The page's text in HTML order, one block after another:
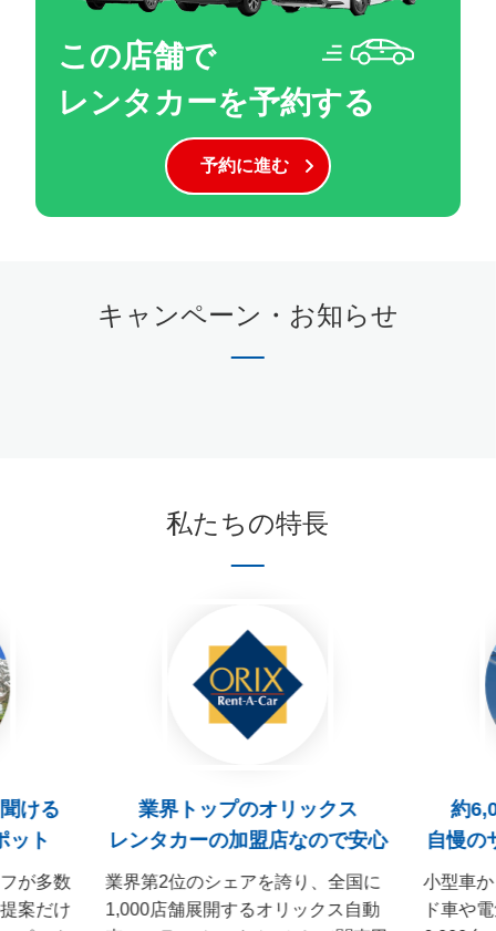
この店舗で
レンタカーを予約する
予約に進む
キャンペーン・お知らせ
私たちの特長
ける
ット
が多数
案だけ
業界トップのオリックス
レンタカーの加盟店なので安心
業界第2位のシェアを誇り、全国に
1,000店舗展開するオリックス自動
約
自慢の
小型車
ド車や